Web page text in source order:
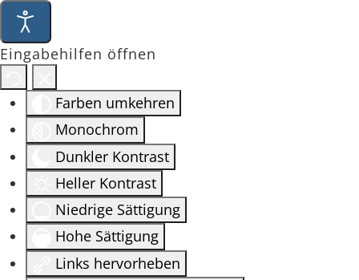
Eingabehilfen öffnen
Farben umkehren
Monochrom
Dunkler Kontrast
Heller Kontrast
Niedrige Sättigung
Hohe Sättigung
Links hervorheben